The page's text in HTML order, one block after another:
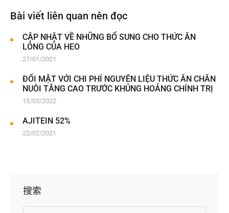
Bài viết liên quan nên đọc
CẬP NHẬT VỀ NHỮNG BỔ SUNG CHO THỨC ĂN
LỎNG CỦA HEO
27/01/2021
ĐỐI MẶT VỚI CHI PHÍ NGUYÊN LIỆU THỨC ĂN CHĂN
NUÔI TĂNG CAO TRƯỚC KHỦNG HOẢNG CHÍNH TRỊ
15/03/2022
AJITEIN 52%
22/02/2021
搜索